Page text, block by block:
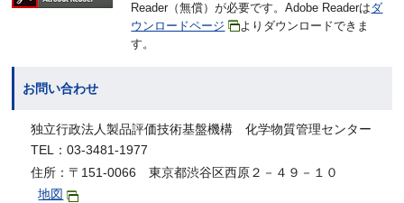
Reader（無償）が必要です。Adobe Readerはダ
ウンロードページ
よりダウンロードできま
す。
お問い合わせ
独立行政法人製品評価技術基盤機構 化学物質管理センター
TEL：03-3481-1977
住所：〒151-0066 東京都渋谷区西原２－４９－１０
地図